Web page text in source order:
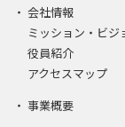
会社情報
ミッション・ビジ
役員紹介
アクセスマップ
事業概要